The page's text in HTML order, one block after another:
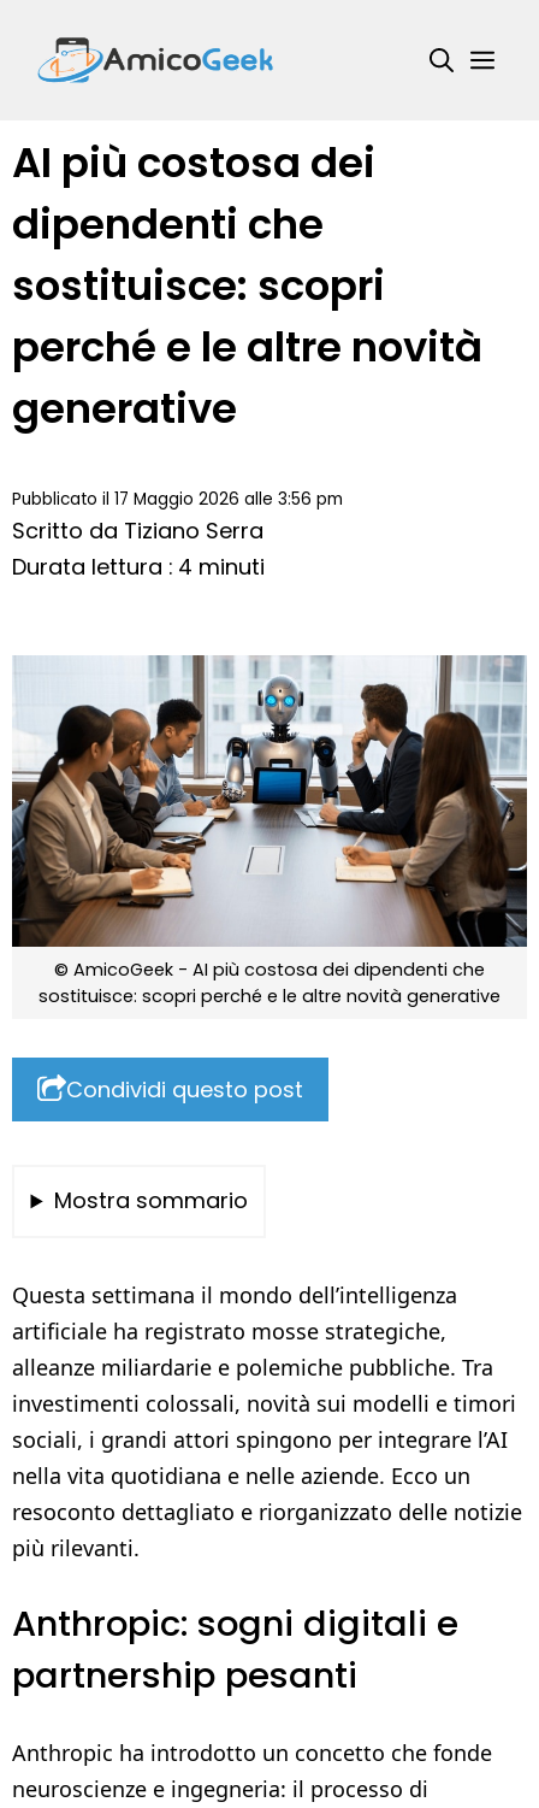
contenuto
AI più costosa dei
dipendenti che
sostituisce: scopri
perché e le altre novità
generative
Pubblicato il 17 Maggio 2026 alle 3:56 pm
Scritto da Tiziano Serra
Durata lettura : 4 minuti
© AmicoGeek - AI più costosa dei dipendenti che
sostituisce: scopri perché e le altre novità generative
Condividi questo post
Mostra sommario
Questa settimana il mondo dell’intelligenza
artificiale ha registrato mosse strategiche,
alleanze miliardarie e polemiche pubbliche. Tra
investimenti colossali, novità sui modelli e timori
sociali, i grandi attori spingono per integrare l’AI
nella vita quotidiana e nelle aziende. Ecco un
resoconto dettagliato e riorganizzato delle notizie
più rilevanti.
Anthropic: sogni digitali e
partnership pesanti
Anthropic ha introdotto un concetto che fonde
neuroscienze e ingegneria: il processo di